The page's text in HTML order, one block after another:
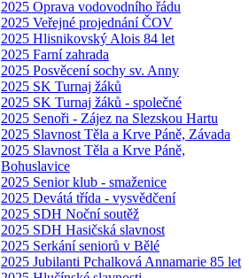
2025 Oprava vodovodního řádu
2025 Veřejné projednání ČOV
2025 Hlisnikovský Alois 84 let
2025 Farní zahrada
2025 Posvěcení sochy sv. Anny
2025 SK Turnaj žáků
2025 SK Turnaj žáků - společné
2025 Senoři - Zájez na Slezskou Hartu
2025 Slavnost Těla a Krve Páně, Závada
2025 Slavnost Těla a Krve Páně,
Bohuslavice
2025 Senior klub - smaženice
2025 Devátá třída - vysvědčení
2025 SDH Noční soutěž
2025 SDH Hasičská slavnost
2025 Serkání seniorů v Bělé
2025 Jubilanti Pchalková Annamarie 85 let